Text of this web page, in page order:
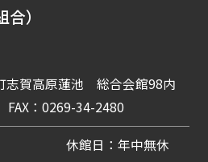
）
志賀高原蓮池 総合会館98内
：0269-34-2480
休館日：年中無休